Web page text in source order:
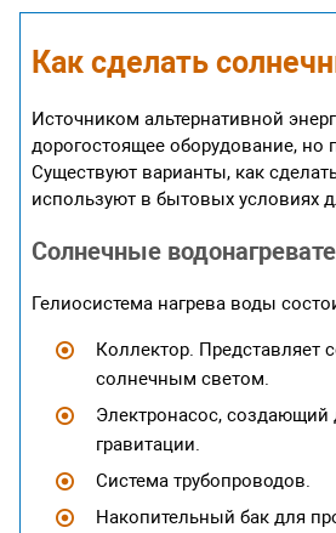
Как сделать
Источником альтернативной
дорогостоящее оборудование, но
Существуют варианты, как
используют в бытовых условиях
Солнечные
Гелиосистема нагрева воды
Коллектор. Представляет
солнечным светом.
Электронасос, создающий
гравитации.
Система трубопроводов.
Накопительный бак для